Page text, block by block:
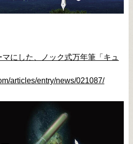
マにした、ノック式万年筆「キュ
articles/entry/news/021087/